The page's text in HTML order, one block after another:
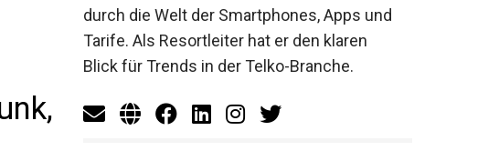
durch die Welt der Smartphones, Apps und
Tarife. Als Resortleiter hat er den klaren
Blick für Trends in der Telko-Branche.